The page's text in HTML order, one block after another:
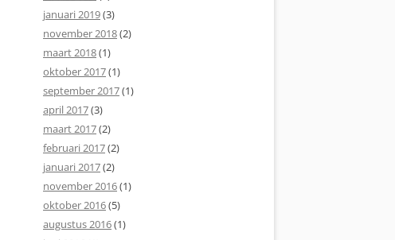
januari 2019(3)
november 2018(2)
maart 2018(1)
oktober 2017(1)
september 2017(1)
april 2017(3)
maart 2017(2)
februari 2017(2)
januari 2017(2)
november 2016(1)
oktober 2016(5)
augustus 2016(1)